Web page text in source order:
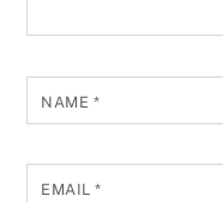
NAME *
EMAIL*